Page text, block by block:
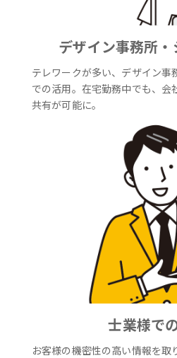
デザイン事務所
テレワークが多い、デザイン事
での活用。在宅勤務中でも、会
共有が可能に。
士業様で
お客様の機密性の高い情報を取